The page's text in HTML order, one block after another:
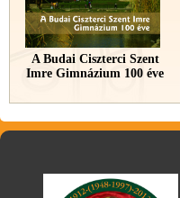
A Budai Ciszterci Szent
Imre Gimnázium 100 éve